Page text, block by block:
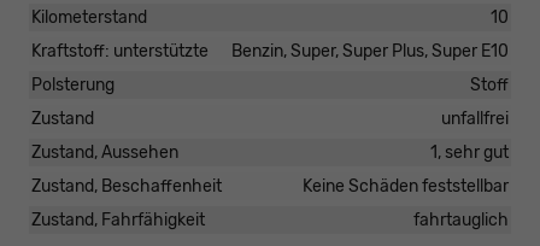
Kilometerstand
10
Kraftstoff: unterstützte
Benzin, Super, Super Plus, Super E10
Polsterung
Stoff
Zustand
unfallfrei
Zustand, Aussehen
1, sehr gut
Zustand, Beschaffenheit
Keine Schäden feststellbar
Zustand, Fahrfähigkeit
fahrtauglich